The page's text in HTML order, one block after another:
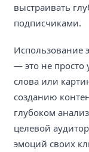
выстраивать
подписчиками.
Использование
— это не
слова или
созданию
глубоком
целевой
эмоций своих